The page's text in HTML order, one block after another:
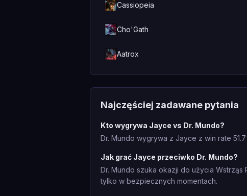
Cassiopeia
Cho'Gath
Aatrox
Najczęściej zadawane pytania
Kto wygrywa Jayce vs Dr. Mundo?
Dr. Mundo wygrywa z Jayce z win rate
Jak grać Jayce przeciwko Dr. Mundo?
Dr. Mundo szuka okazji do użycia Wstrząs
tylko w bezpiecznych momentach.